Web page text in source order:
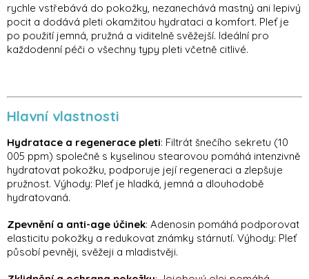
rychle vstřebává do pokožky, nezanechává mastný ani lepivý
pocit a dodává pleti okamžitou hydrataci a komfort. Pleť je
po použití jemná, pružná a viditelně svěžejší. Ideální pro
každodenní péči o všechny typy pleti včetně citlivé.
Hlavní vlastnosti
Hydratace a regenerace pleti: Filtrát šnečího sekretu (10
005 ppm) společně s kyselinou stearovou pomáhá intenzivně
hydratovat pokožku, podporuje její regeneraci a zlepšuje
pružnost. Výhody: Pleť je hladká, jemná a dlouhodobě
hydratovaná.
Zpevnění a anti-age účinek: Adenosin pomáhá podporovat
elasticitu pokožky a redukovat známky stárnutí. Výhody: Pleť
působí pevněji, svěžeji a mladistvěji.